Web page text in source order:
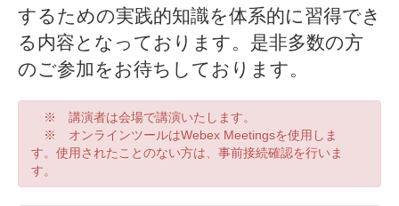
するための実践的知識を体系的に習得でき
る内容となっております。是非多数の方
のご参加をお待ちしております。
※ 講演者は会場で講演いたします。
※ オンラインツールはWebex Meetingsを使用しま
す。使用されたことのない方は、事前接続確認を行いま
す。